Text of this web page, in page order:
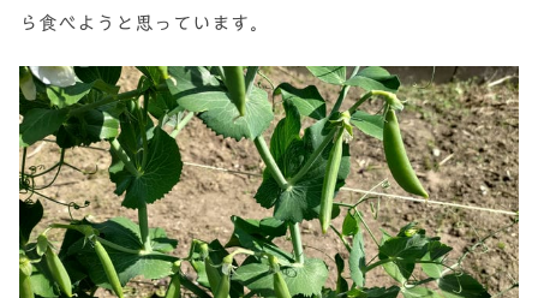
ら食べようと思っています。